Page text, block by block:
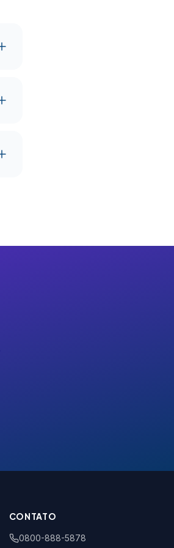
CONTATO
0800-888-5878